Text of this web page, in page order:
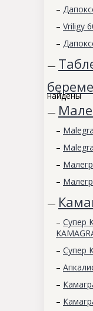
–
– Vriligy
–
—
найдены
—
–
–
–
–
—
– Супер
– Супер
–
–
–